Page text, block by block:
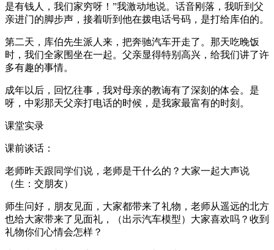
是有钱人，我们家穷呀！”我激动地说。话音刚落，我听到父
亲进门的脚步声，接着听到他在拨电话号码，是打给库伯的。
第二天，库伯先生派人来，把奔驰汽车开走了。那天吃晚饭
时，我们全家围坐在一起。父亲显得特别高兴，给我们讲了许
多有趣的事情。
成年以后，回忆往事，我对母亲的教诲有了深刻的体会。是
呀，中彩那天父亲打电话的时候，是我家最富有的时刻。
课堂实录
课前谈话：
老师昨天跟同学们说，老师是干什么的？大家一起大声说
（生：交朋友）
师生问好，朋友见面，大家都带来了礼物，老师从遥远的北方
也给大家带来了见面礼，（出示汽车模型）大家喜欢吗？收到
礼物你们心情会怎样？